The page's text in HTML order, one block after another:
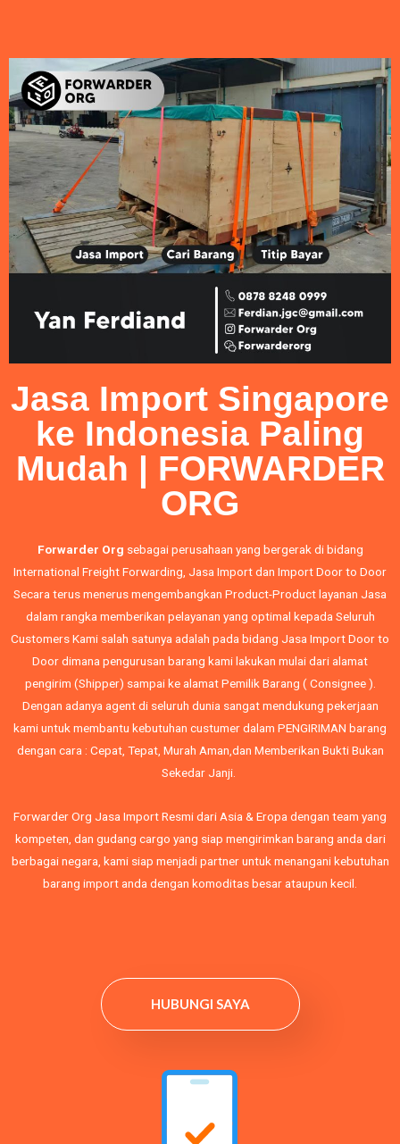
Jasa Import Singapore
ke Indonesia Paling
Mudah | FORWARDER
ORG
Forwarder Org sebagai perusahaan yang bergerak di bidang
International Freight Forwarding, Jasa Importdan Import Door to Door
Secara terus menerus mengembangkan Product-Product layanan Jasa
dalam rangka memberikan pelayanan yang optimal kepada Seluruh
Customers Kami salah satunya adalah pada bidang Jasa Import Door to
Door dimana pengurusan barang kami lakukan mulai dari alamat
pengirim (Shipper) sampai ke alamat Pemilik Barang ( Consignee ).
Dengan adanya agent di seluruh dunia sangat mendukung pekerjaan
kami untuk membantu kebutuhan custumer dalam PENGIRIMAN barang
dengan cara : Cepat, Tepat, Murah Aman,dan Memberikan Bukti Bukan
Sekedar Janji.
Forwarder Org Jasa Import Resmi dari Asia & Eropa dengan team yang
kompeten, dan gudang cargo yang siap mengirimkan barang anda dari
berbagai negara, kami siap menjadi partner untuk menangani kebutuhan
barang import anda dengan komoditas besar ataupun kecil.
HUBUNGI SAYA